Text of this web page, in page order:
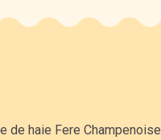
de haie Fere Champenoise